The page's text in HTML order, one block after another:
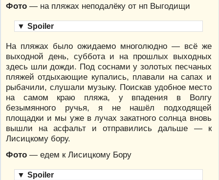
Фото — на пляжах неподалёку от нп Выгодищи
▼ Spoiler
На пляжах было ожидаемо многолюдно — всё же
выходной день, суббота и на прошлых выходных
здесь шли дожди. Под соснами у золотых песчаных
пляжей отдыхающие купались, плавали на сапах и
рыбачили, слушали музыку. Поискав удобное место
на самом краю пляжа, у впадения в Волгу
безымянного ручья, я не нашёл подходящей
площадки и мы уже в лучах закатного солнца вновь
вышли на асфальт и отправились дальше — к
Лисицкому бору.
Фото — едем к Лисицкому Бору
▼ Spoiler